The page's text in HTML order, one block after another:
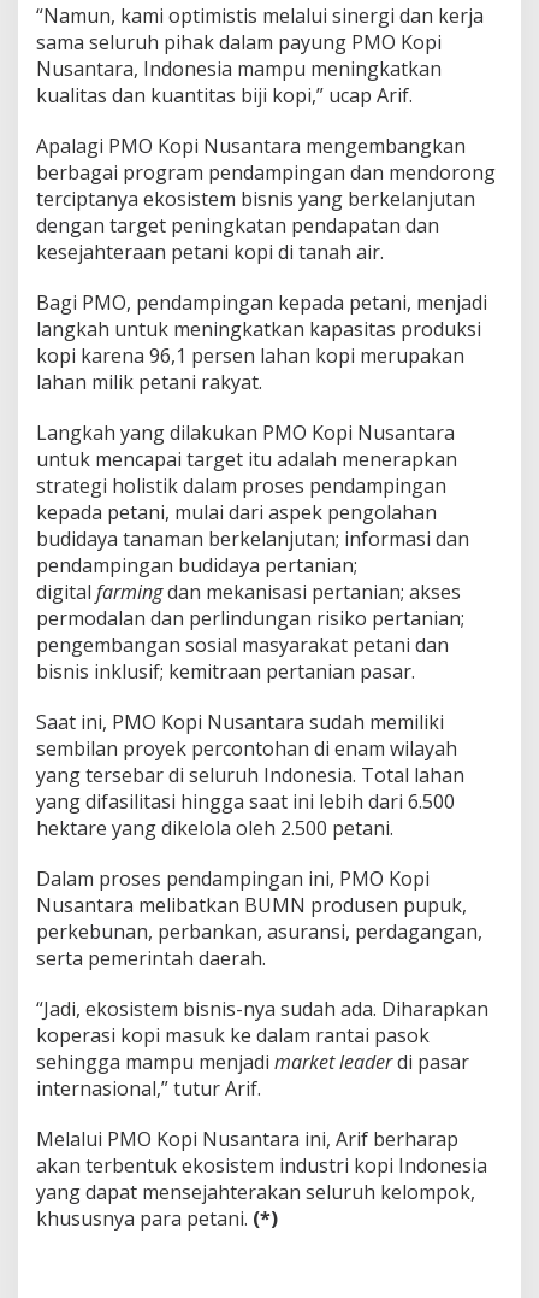
“Namun, kami optimistis melalui sinergi dan kerja
sama seluruh pihak dalam payung PMO Kopi
Nusantara, Indonesia mampu meningkatkan
kualitas dan kuantitas biji kopi,” ucap Arif.
Apalagi PMO Kopi Nusantara mengembangkan
berbagai program pendampingan dan mendorong
terciptanya ekosistem bisnis yang berkelanjutan
dengan target peningkatan pendapatan dan
kesejahteraan petani kopi di tanah air.
Bagi PMO, pendampingan kepada petani, menjadi
langkah untuk meningkatkan kapasitas produksi
kopi karena 96,1 persen lahan kopi merupakan
lahan milik petani rakyat.
Langkah yang dilakukan PMO Kopi Nusantara
untuk mencapai target itu adalah menerapkan
strategi holistik dalam proses pendampingan
kepada petani, mulai dari aspek pengolahan
budidaya tanaman berkelanjutan; informasi dan
pendampingan budidaya pertanian;
digital farmingdan mekanisasi pertanian; akses
permodalan dan perlindungan risiko pertanian;
pengembangan sosial masyarakat petani dan
bisnis inklusif; kemitraan pertanian pasar.
Saat ini, PMO Kopi Nusantara sudah memiliki
sembilan proyek percontohan di enam wilayah
yang tersebar di seluruh Indonesia. Total lahan
yang difasilitasi hingga saat ini lebih dari 6.500
hektare yang dikelola oleh 2.500 petani.
Dalam proses pendampingan ini, PMO Kopi
Nusantara melibatkan BUMN produsen pupuk,
perkebunan, perbankan, asuransi, perdagangan,
serta pemerintah daerah.
“Jadi, ekosistem bisnis-nya sudah ada. Diharapkan
koperasi kopi masuk ke dalam rantai pasok
sehingga mampu menjadi market leaderdi pasar
internasional,” tutur Arif.
Melalui PMO Kopi Nusantara ini, Arif berharap
akan terbentuk ekosistem industri kopi Indonesia
yang dapat mensejahterakan seluruh kelompok,
khususnya para petani. (*)